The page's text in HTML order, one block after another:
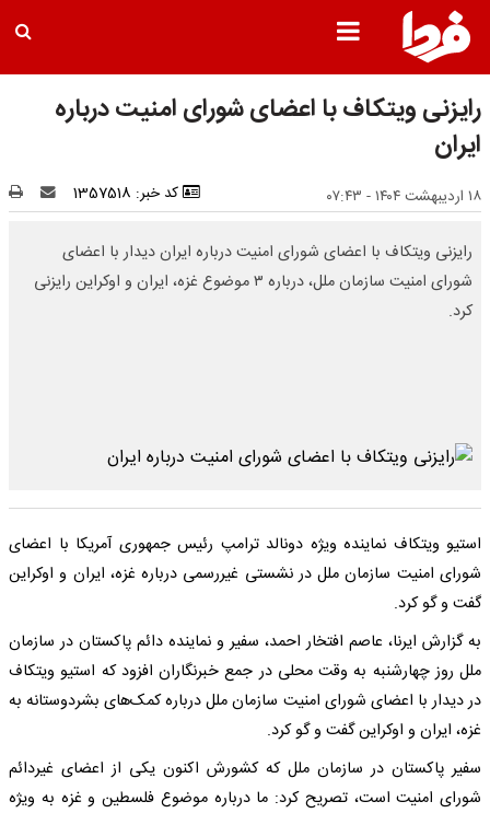
رایزنی ویتکاف با اعضای شورای امنیت درباره
ایران
۱۸ اردیبهشت ۱۴۰۴ - ۰۷:۴۳ کد خبر: 1357518
رایزنی ویتکاف با اعضای شورای امنیت درباره ایران دیدار با اعضای
شورای امنیت سازمان ملل، درباره ۳ موضوع غزه، ایران و اوکراین رایزنی
کرد.
استیو ویتکاف نماینده ویژه دونالد ترامپ رئیس جمهوری آمریکا با اعضای
شورای امنیت سازمان ملل در نشستی غیررسمی درباره غزه، ایران و اوکراین
گفت و گو کرد.
به گزارش ایرنا، عاصم افتخار احمد، سفیر و نماینده دائم پاکستان در سازمان
ملل روز چهارشنبه به وقت محلی در جمع خبرنگاران افزود که استیو ویتکاف
در دیدار با اعضای شورای امنیت سازمان ملل درباره کمک‌های بشردوستانه به
غزه، ایران و اوکراین گفت و گو کرد.
سفیر پاکستان در سازمان ملل که کشورش اکنون یکی از اعضای غیردائم
شورای امنیت است، تصریح کرد: ما درباره موضوع فلسطین و غزه به ویژه